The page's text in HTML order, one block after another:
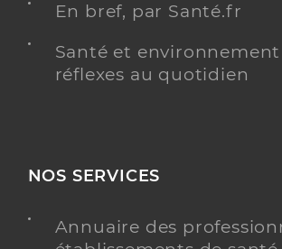
En bref, par Santé.fr
Santé et environnement
réflexes au quotidien
NOS SERVICES
Annuaire des